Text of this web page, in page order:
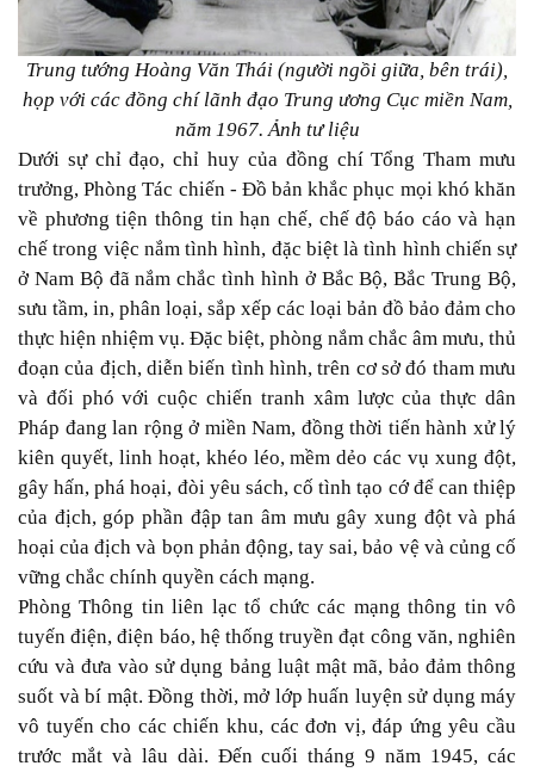
Trung tướng Hoàng Văn Thái (người ngồi giữa, bên trái),
họp với các đồng chí lãnh đạo Trung ương Cục miền Nam,
năm 1967. Ảnh tư liệu
Dưới sự chỉ đạo, chỉ huy của đồng chí Tổng Tham mưu
trưởng, Phòng Tác chiến - Đồ bản khắc phục mọi khó khăn
về phương tiện thông tin hạn chế, chế độ báo cáo và hạn
chế trong việc nắm tình hình, đặc biệt là tình hình chiến sự
ở Nam Bộ đã nắm chắc tình hình ở Bắc Bộ, Bắc Trung Bộ,
sưu tầm, in, phân loại, sắp xếp các loại bản đồ bảo đảm cho
thực hiện nhiệm vụ. Đặc biệt, phòng nắm chắc âm mưu, thủ
đoạn của địch, diễn biến tình hình, trên cơ sở đó tham mưu
và đối phó với cuộc chiến tranh xâm lược của thực dân
Pháp đang lan rộng ở miền Nam, đồng thời tiến hành xử lý
kiên quyết, linh hoạt, khéo léo, mềm dẻo các vụ xung đột,
gây hấn, phá hoại, đòi yêu sách, cố tình tạo cớ để can thiệp
của địch, góp phần đập tan âm mưu gây xung đột và phá
hoại của địch và bọn phản động, tay sai, bảo vệ và củng cố
vững chắc chính quyền cách mạng.
Phòng Thông tin liên lạc tổ chức các mạng thông tin vô
tuyến điện, điện báo, hệ thống truyền đạt công văn, nghiên
cứu và đưa vào sử dụng bảng luật mật mã, bảo đảm thông
suốt và bí mật. Đồng thời, mở lớp huấn luyện sử dụng máy
vô tuyến cho các chiến khu, các đơn vị, đáp ứng yêu cầu
trước mắt và lâu dài. Đến cuối tháng 9 năm 1945, các